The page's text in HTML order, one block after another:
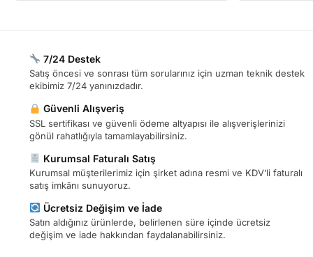
7/24 Destek
Satış öncesi ve sonrası tüm sorularınız için uzman teknik destek
ekibimiz 7/24 yanınızdadır.
Güvenli Alışveriş
SSL sertifikası ve güvenli ödeme altyapısı ile alışverişlerinizi
gönül rahatlığıyla tamamlayabilirsiniz.
Kurumsal Faturalı Satış
Kurumsal müşterilerimiz için şirket adına resmi ve KDV’li faturalı
satış imkânı sunuyoruz.
Ücretsiz Değişim ve İade
Satın aldığınız ürünlerde, belirlenen süre içinde ücretsiz
değişim ve iade hakkından faydalanabilirsiniz.